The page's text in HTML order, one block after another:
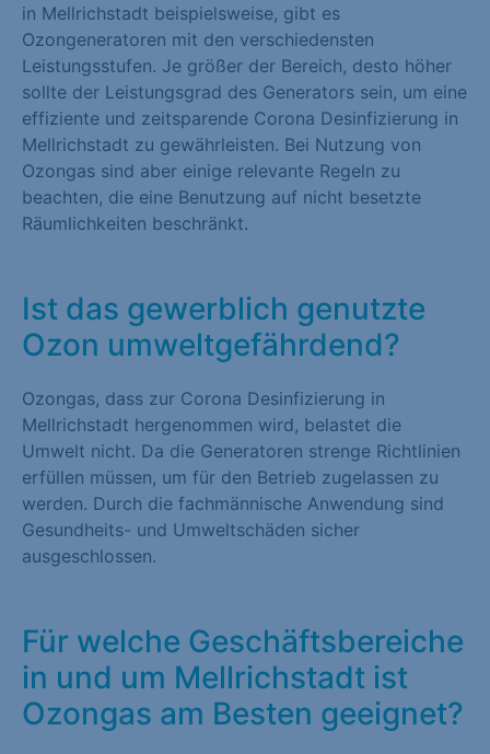
in Mellrichstadt beispielsweise, gibt es
Ozongeneratoren mit den verschiedensten
Leistungsstufen. Je größer der Bereich, desto höher
sollte der Leistungsgrad des Generators sein, um eine
effiziente und zeitsparende Corona Desinfizierung in
Mellrichstadt zu gewährleisten. Bei Nutzung von
Ozongas sind aber einige relevante Regeln zu
beachten, die eine Benutzung auf nicht besetzte
Räumlichkeiten beschränkt.
Ist das gewerblich genutzte
Ozon umweltgefährdend?
Ozongas, dass zur Corona Desinfizierung in
Mellrichstadt hergenommen wird, belastet die
Umwelt nicht. Da die Generatoren strenge Richtlinien
erfüllen müssen, um für den Betrieb zugelassen zu
werden. Durch die fachmännische Anwendung sind
Gesundheits- und Umweltschäden sicher
ausgeschlossen.
Für welche Geschäftsbereiche
in und um Mellrichstadt ist
Ozongas am Besten geeignet?